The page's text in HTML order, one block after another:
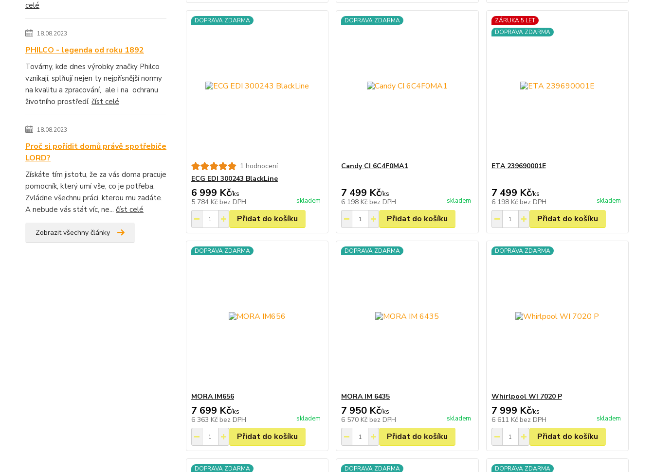
celé
18.08.2023
PHILCO - legenda od roku 1892
Továrny, kde dnes výrobky značky Philco
vznikají, splňují nejen ty nejpřísnější normy
na kvalitu a zpracování, ale i na ochranu
životního prostředí. číst celé
18.08.2023
Proč si pořídit domů právě spotřebiče
LORD?
Získáte tím jistotu, že za vás doma pracuje
pomocník, který umí vše, co je potřeba.
Zvládne všechnu práci, kterou mu zadáte.
A nebude vás stát víc, ne... číst celé
Zobrazit všechny články
DOPRAVA ZDARMA
1 hodnocení
ECG EDI 300243 BlackLine
6 999 Kč/ks
5 784 Kč bez DPH skladem
Přidat do košíku
DOPRAVA ZDARMA
Candy CI 6C4F0MA1
7 499 Kč/ks
6 198 Kč bez DPH skladem
Přidat do košíku
ZÁRUKA 5 LET
DOPRAVA ZDARMA
ETA 239690001E
7 499 Kč/ks
6 198 Kč bez DPH skladem
Přidat do košíku
DOPRAVA ZDARMA
MORA IM656
7 699 Kč/ks
6 363 Kč bez DPH skladem
Přidat do košíku
DOPRAVA ZDARMA
MORA IM 6435
7 950 Kč/ks
6 570 Kč bez DPH skladem
Přidat do košíku
DOPRAVA ZDARMA
Whirlpool WI 7020 P
7 999 Kč/ks
6 611 Kč bez DPH skladem
Přidat do košíku
DOPRAVA ZDARMA DOPRAVA ZDARMA DOPRAVA ZDARMA